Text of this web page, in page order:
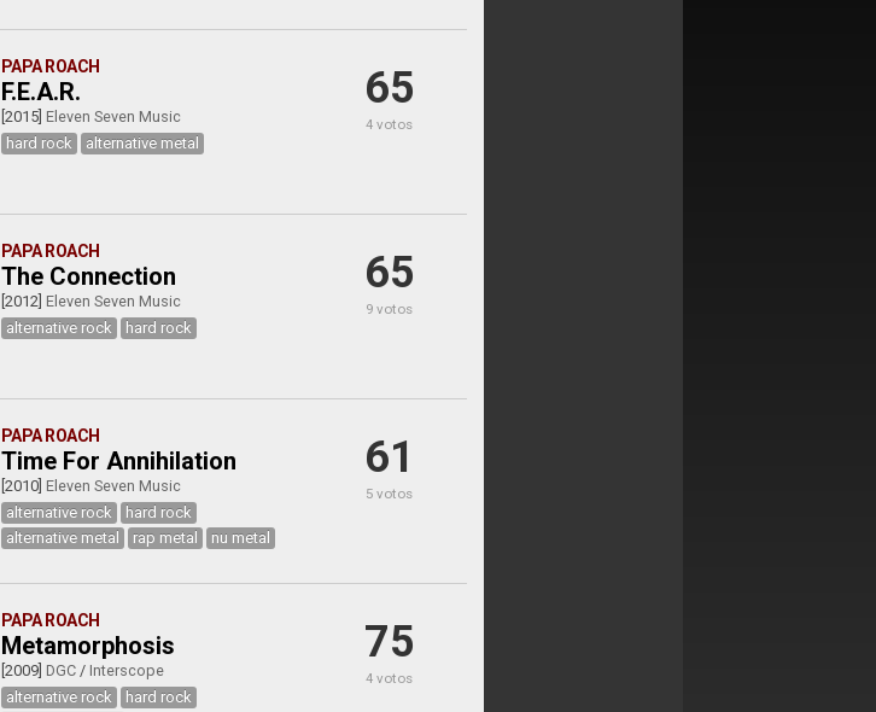
PAPA ROACH
F.E.A.R.
[2015] Eleven Seven Music
hard rock
alternative metal
65
4 votos
PAPA ROACH
The Connection
[2012] Eleven Seven Music
alternative rock
hard rock
65
9 votos
PAPA ROACH
Time For Annihilation
[2010] Eleven Seven Music
alternative rock
hard rock
alternative metal
rap metal nu metal
61
5 votos
PAPA ROACH
Metamorphosis
[2009] DGC/ Interscope
alternative rock
hard rock
75
4 votos